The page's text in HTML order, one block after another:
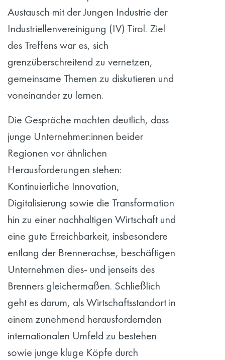
Austausch mit der Jungen Industrie der
Industriellenvereinigung (IV) Tirol. Ziel
des Treffens war es, sich
grenzüberschreitend zu vernetzen,
gemeinsame Themen zu diskutieren und
voneinander zu lernen.
Die Gespräche machten deutlich, dass
junge Unternehmer:innen beider
Regionen vor ähnlichen
Herausforderungen stehen:
Kontinuierliche Innovation,
Digitalisierung sowie die Transformation
hin zu einer nachhaltigen Wirtschaft und
eine gute Erreichbarkeit, insbesondere
entlang der Brennerachse, beschäftigen
Unternehmen dies- und jenseits des
Brenners gleichermaßen. Schließlich
geht es darum, als Wirtschaftsstandort in
einem zunehmend herausfordernden
internationalen Umfeld zu bestehen
sowie junge kluge Köpfe durch